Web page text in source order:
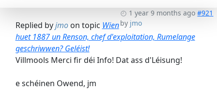
1 year 9 months ago #921
by jmo
Replied byjmoon topic Wien
huet 1887 un Renson, chef d'exploitation, Rumelange
geschriwwen? Geléist!
Villmools Merci fir déi Info! Dat ass d'Léisung!
e schéinen Owend, jm